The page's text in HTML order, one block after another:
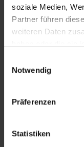
soziale Medien,
Partner führen
weiteren Daten
Notwendig
Präferenzen
Statistiken
Partenaire
Partenariat
Innflow AG